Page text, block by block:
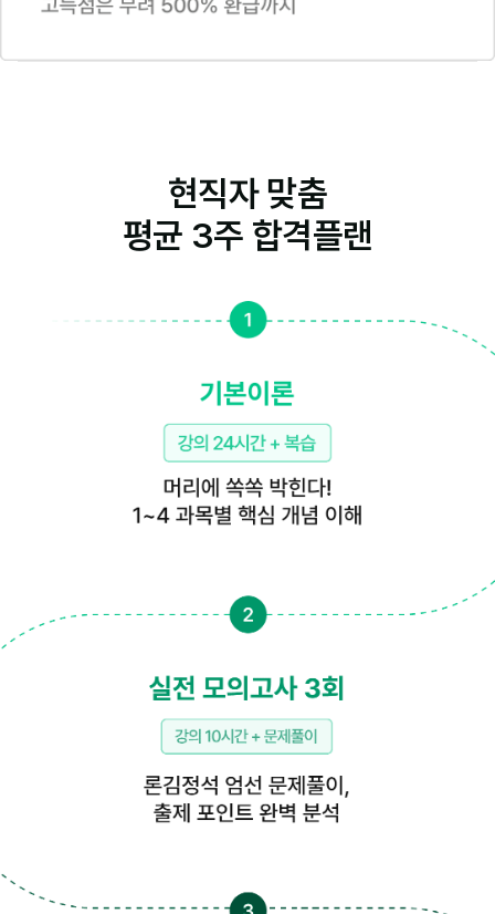
현직자 맞춤
평균 3주 합격플랜